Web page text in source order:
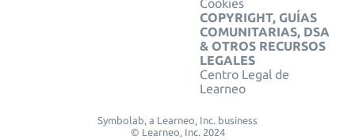
Cookies
COPYRIGHT, GUÍAS
COMUNITARIAS, DSA
& OTROS RECURSOS
LEGALES
Centro Legal de
Learneo
Symbolab, a Learneo, Inc. business
© Learneo, Inc. 2024